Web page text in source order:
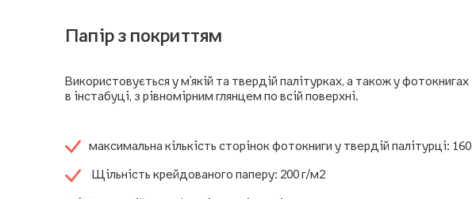
Папір з покриттям
Використовується у м’якій та твердій палітурках, а також у фотокнигах
в інстабуці, з рівномірним глянцем по всій поверхні.
максимальна кількість сторінок фотокниги у твердій палітурці: 160
Щільність крейдованого паперу: 200 г/м2